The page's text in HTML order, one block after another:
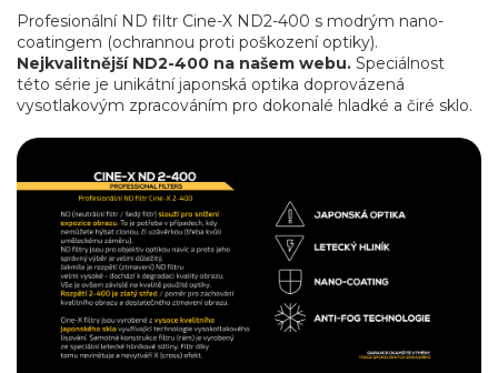
Profesionální ND filtr Cine-X ND2-400 s modrým nano-
coatingem (ochrannou proti poškození optiky).
Nejkvalitnější ND2-400 na našem webu. Speciálnost
této série je unikátní japonská optika doprovázená
vysotlakovým zpracováním pro dokonalé hladké a čiré sklo.